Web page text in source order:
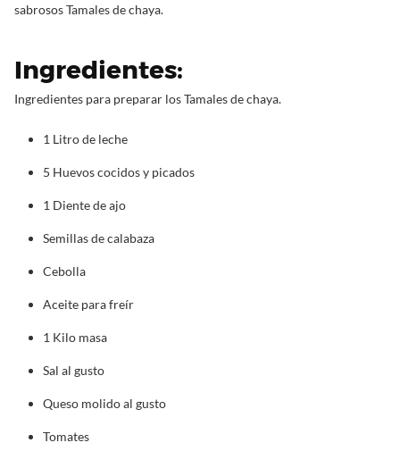
sabrosos Tamales de chaya.
Ingredientes:
Ingredientes para preparar los Tamales de chaya.
1 Litro de leche
5 Huevos cocidos y picados
1 Diente de ajo
Semillas de calabaza
Cebolla
Aceite para freír
1 Kilo masa
Sal al gusto
Queso molido al gusto
Tomates